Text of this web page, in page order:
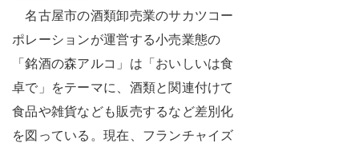
名古屋市の酒類卸売業のサカツコー
ポレーションが運営する小売業態の
「銘酒の森アルコ」は「おいしいは食
卓で」をテーマに、酒類と関連付けて
食品や雑貨なども販売するなど差別化
を図っている。現在、フランチャイズ